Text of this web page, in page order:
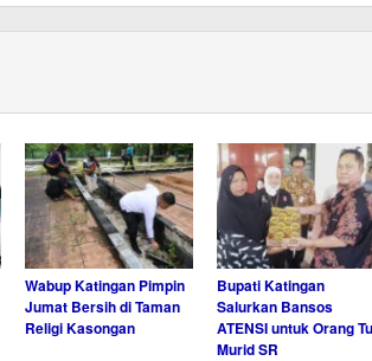
Wabup Katingan Pimpin
Jumat Bersih di Taman
Religi Kasongan
Bupati Katingan
Salurkan Bansos
ATENSI untuk Orang
Murid SR